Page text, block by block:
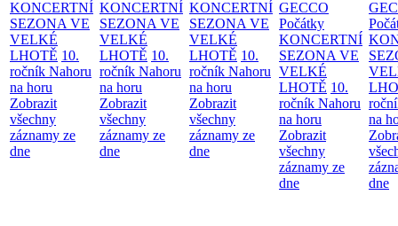
KONCERTNÍ
SEZONA VE
VELKÉ
LHOTĚ 10.
ročník Nahoru
na horu
Zobrazit
všechny
záznamy ze
dne
KONCERTNÍ
SEZONA VE
VELKÉ
LHOTĚ 10.
ročník Nahoru
na horu
Zobrazit
všechny
záznamy ze
dne
KONCERTNÍ
SEZONA VE
VELKÉ
LHOTĚ 10.
ročník Nahoru
na horu
Zobrazit
všechny
záznamy ze
dne
GECCO
Počátky
KONCERTNÍ
SEZONA VE
VELKÉ
LHOTĚ 10.
ročník Nahoru
na horu
Zobrazit
všechny
záznamy ze
dne
na
dne